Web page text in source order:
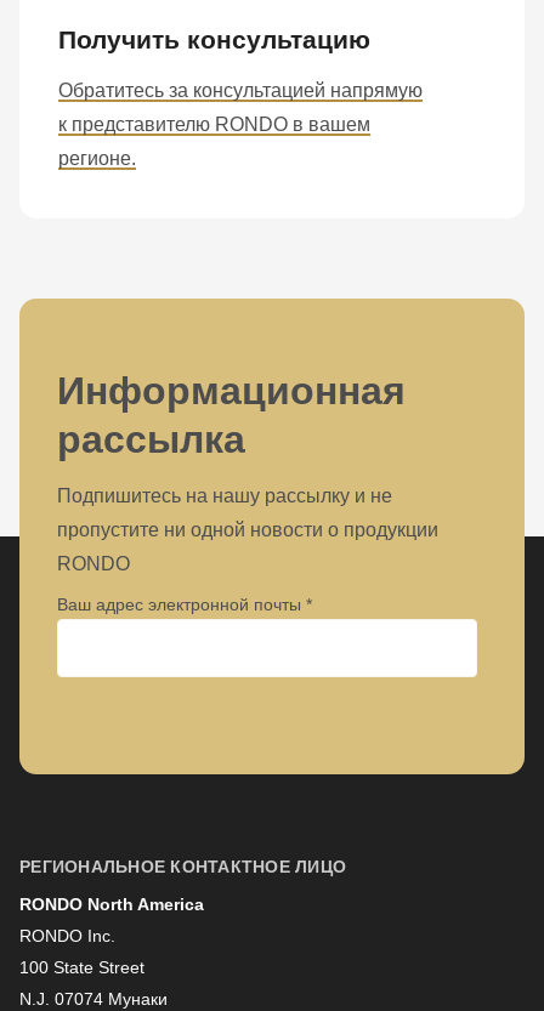
Получить консультацию
Обратитесь за консультацией напрямую
к представителю RONDO в вашем
регионе.
Информационная
рассылка
Подпишитесь на нашу рассылку и не
пропустите ни одной новости о продукции
RONDO
Ваш адрес электронной почты
Фамилия
РЕГИОНАЛЬНОЕ КОНТАКТНОЕ ЛИЦО
RONDO North America
RONDO Inc.
100 State Street
N.J. 07074 Мунаки